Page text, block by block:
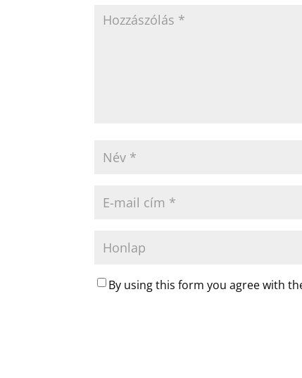
By using this form you agree with